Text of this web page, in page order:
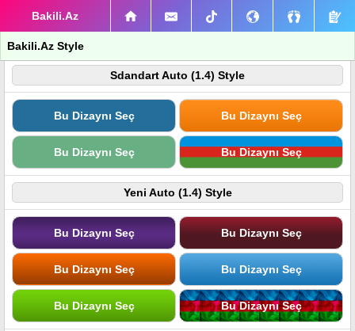
Bakili.Az
Bakili.Az Style
Sdandart Auto (1.4) Style
Bu Dizaynı Seç Bu Dizaynı Seç
Bu Dizaynı Seç Bu Dizaynı Seç
Yeni Auto (1.4) Style
Bu Dizaynı Seç Bu Dizaynı Seç
Bu Dizaynı Seç Bu Dizaynı Seç
Bu Dizaynı Seç Bu Dizaynı Seç